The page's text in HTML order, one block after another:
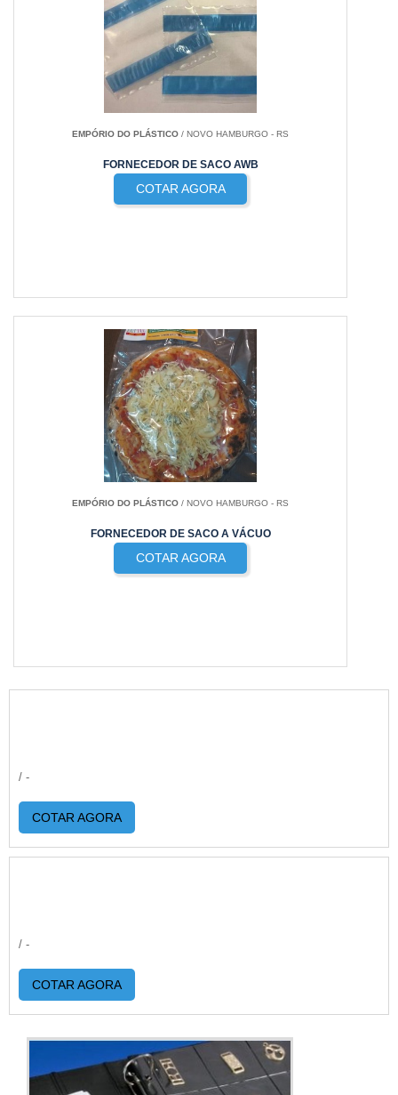
EMPÓRIO DO PLÁSTICO / NOVO HAMBURGO - RS
FORNECEDOR DE SACO AWB
COTAR AGORA
EMPÓRIO DO PLÁSTICO / NOVO HAMBURGO - RS
FORNECEDOR DE SACO A VÁCUO
COTAR AGORA
/ -
COTAR AGORA
/ -
COTAR AGORA